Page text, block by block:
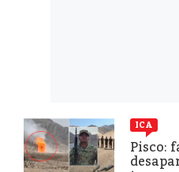
ICA
Pisco: